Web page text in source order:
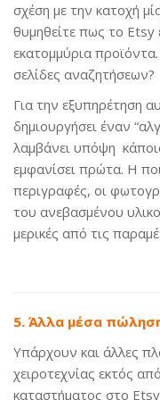
σχέση με την κατοχή
θυμηθείτε πως το Εtsy
εκατομμύρια
σελίδες αναζητήσεων?
Για την εξυπηρέτηση
δημιουργήσει έναν
λαμβάνει υπόψη
εμφανίσει πρώτα. Η
περιγραφές, οι
του ανεβασμένου
μερικές από τις
5. Άλλα μέσα
Υπάρχουν και άλλες
χειροτεχνίας εκτός
καταστήματος στο